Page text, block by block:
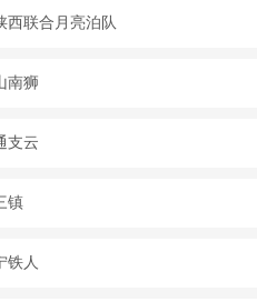
西联合月亮泊队
南狮
支云
镇
铁人